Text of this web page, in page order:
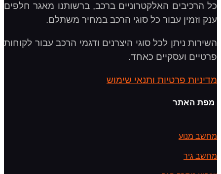
כל הרכיבים האלקטרוניים ברכב, ברשותנו מאגר חלפים
ענק וזמין עבור כל סוגי הרכב במחיר משתלם.
השירות ניתן לכל סוגי היצרנים ודגמי הרכב עבור לקוחות
פרטיים ועסקיים כאחד.
מדיניות פרטיות ותנאי שימוש
מפת האתר
מחשב מנוע
מחשב גיר